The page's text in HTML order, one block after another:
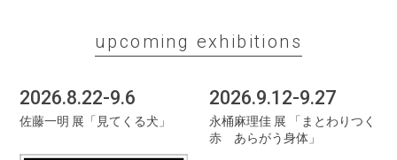
upcoming exhibitions
2026.8.22-9.6
佐藤一明 展「見てくる犬」
2026.9.12-9.27
永桶麻理佳 展 「まとわりつく
赤 あらがう身体」